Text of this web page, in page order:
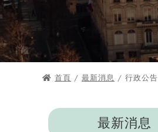
首頁 / 最新消息 / 行政公告
最新消息